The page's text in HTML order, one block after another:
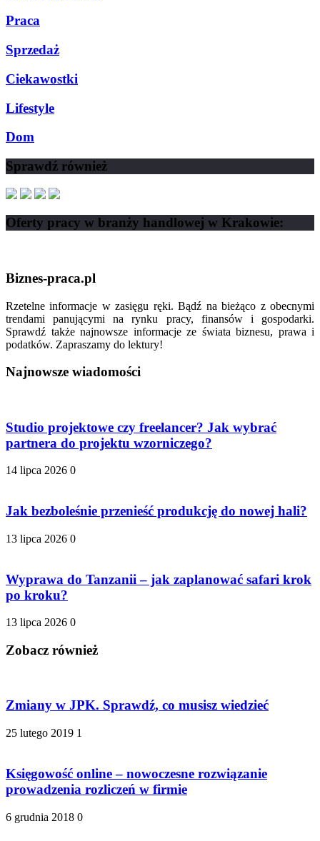
Praca
Sprzedaż
Ciekawostki
Lifestyle
Dom
Sprawdź również
Oferty pracy w branży handlowej w Krakowie:
Biznes-praca.pl
Rzetelne informacje w zasięgu ręki. Bądź na bieżąco z obecnymi
trendami panującymi na rynku pracy, finansów i gospodarki.
Sprawdź także najnowsze informacje ze świata biznesu, prawa i
podatków. Zapraszamy do lektury!
Najnowsze wiadomości
Studio projektowe czy freelancer? Jak wybrać
partnera do projektu wzorniczego?
14 lipca 2026 0
Jak bezboleśnie przenieść produkcję do nowej hali?
13 lipca 2026 0
Wyprawa do Tanzanii – jak zaplanować safari krok
po kroku?
13 lipca 2026 0
Zobacz również
Zmiany w JPK. Sprawdź, co musisz wiedzieć
25 lutego 2019 1
Księgowość online – nowoczesne rozwiązanie
prowadzenia rozliczeń w firmie
6 grudnia 2018 0